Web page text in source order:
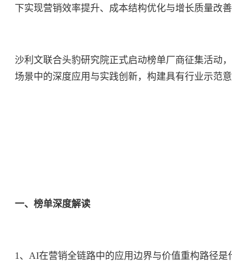
下实现营销效率提升、成本结构优化与增长质量改善
沙利文联合头豹研究院正式启动榜单厂商征集活动
场景中的深度应用与实践创新，构建具有行业示范
一、榜单深度解读
1、AI在营销全链路中的应用边界与价值重构路径